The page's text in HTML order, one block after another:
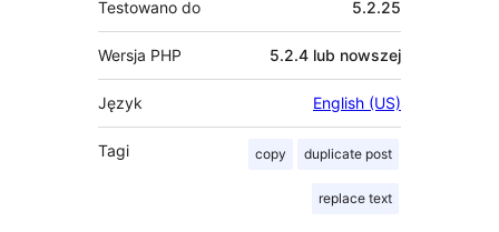
Testowano do 5.2.25
Wersja PHP 5.2.4 lub nowszej
Język English (US)
Tagi copy duplicate post
replace text